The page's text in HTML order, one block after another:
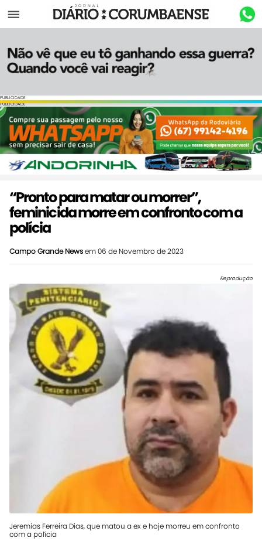
Menu
PUBLICIDADE
PUBLICIDADE
“Pronto para matar ou morrer”,
feminicida morre em confronto com a
polícia
Campo Grande Newsem 06 de Novembro de 2023
Reprodução
Jeremias Ferreira Dias, que matou a ex e hoje morreu em confronto
com a polícia